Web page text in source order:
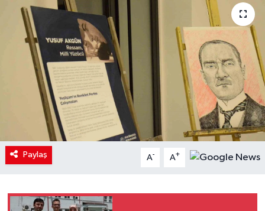
Paylaş A- A+